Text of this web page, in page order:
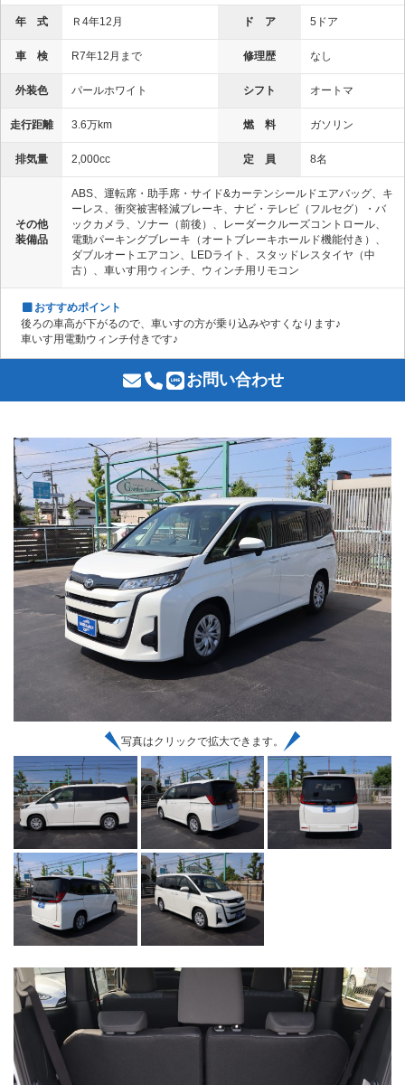
年 式 Ｒ4年12月 ド ア 5ドア
車 検 R7年12月まで 修理歴 なし
外装色 パールホワイト シフト オートマ
走行距離 3.6万km 燃 料 ガソリン
排気量 2,000cc 定 員 8名
その他
装備品
ABS、運転席・助手席・サイド&カーテンシールドエアバッグ、キ
ーレス、衝突被害軽減ブレーキ、ナビ・テレビ（フルセグ）・バ
ックカメラ、ソナー（前後）、レーダークルーズコントロール、
電動パーキングブレーキ（オートブレーキホールド機能付き）、
ダブルオートエアコン、LEDライト、スタッドレスタイヤ（中
古）、車いす用ウィンチ、ウィンチ用リモコン
おすすめポイント
後ろの車高が下がるので、車いすの方が乗り込みやすくなります♪
車いす用電動ウィンチ付きです♪
お問い合わせ
写真はクリックで拡大できます。